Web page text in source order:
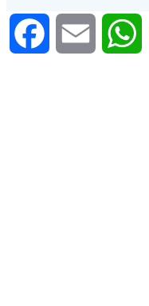
Facebook Email